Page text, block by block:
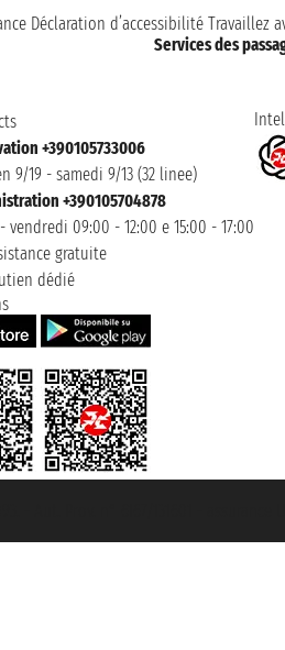
Déclaration d’accessibilité Travaillez
Services des
+390105733006
9/19 - samedi 9/13 (32 linee)
+390105704878
vendredi 09:00 - 12:00 e 15:00 - 17:00
gratuite
dédié